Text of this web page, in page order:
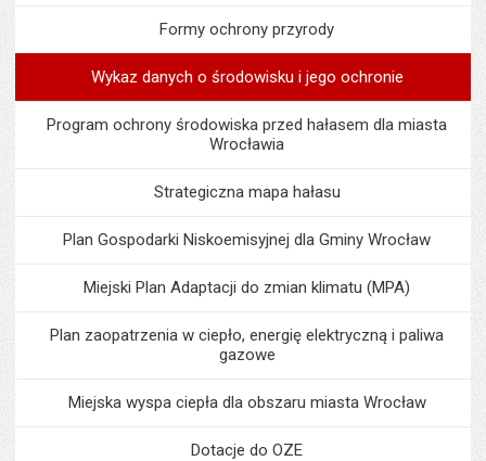
Formy ochrony przyrody
Wykaz danych o środowisku i jego ochronie
Program ochrony środowiska przed hałasem dla miasta
Wrocławia
Strategiczna mapa hałasu
Plan Gospodarki Niskoemisyjnej dla Gminy Wrocław
Miejski Plan Adaptacji do zmian klimatu (MPA)
Plan zaopatrzenia w ciepło, energię elektryczną i paliwa
gazowe
Miejska wyspa ciepła dla obszaru miasta Wrocław
Dotacje do OZE